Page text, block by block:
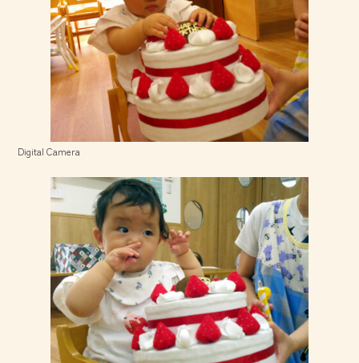
Digital Camera